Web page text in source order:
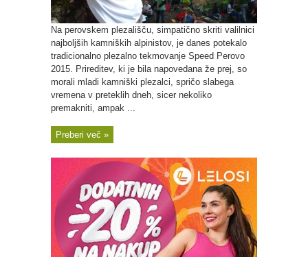
Na perovskem plezališču, simpatično skriti valilnici
najboljših kamniških alpinistov, je danes potekalo
tradicionalno plezalno tekmovanje Speed Perovo
2015. Prireditev, ki je bila napovedana že prej, so
morali mladi kamniški plezalci, spričo slabega
vremena v preteklih dneh, sicer nekoliko
premakniti, ampak ...
Preberi več »